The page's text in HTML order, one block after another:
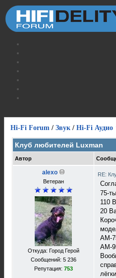
Hi-Fi Forum / Звук / Hi-Fi Аудио
Клуб любителей Luxman
Автор
alexo
Ветеран
Откуда: Город Герой
Сообщений: 5 236
Репутация: 753
RE:
75-
110
20
AM-
АМ-